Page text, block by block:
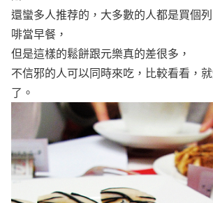
還蠻多人推荐的，大多數的人都是買個
啡當早餐，
但是這樣的鬆餅跟元樂真的差很多，
不信邪的人可以同時來吃，比較看看，
了。